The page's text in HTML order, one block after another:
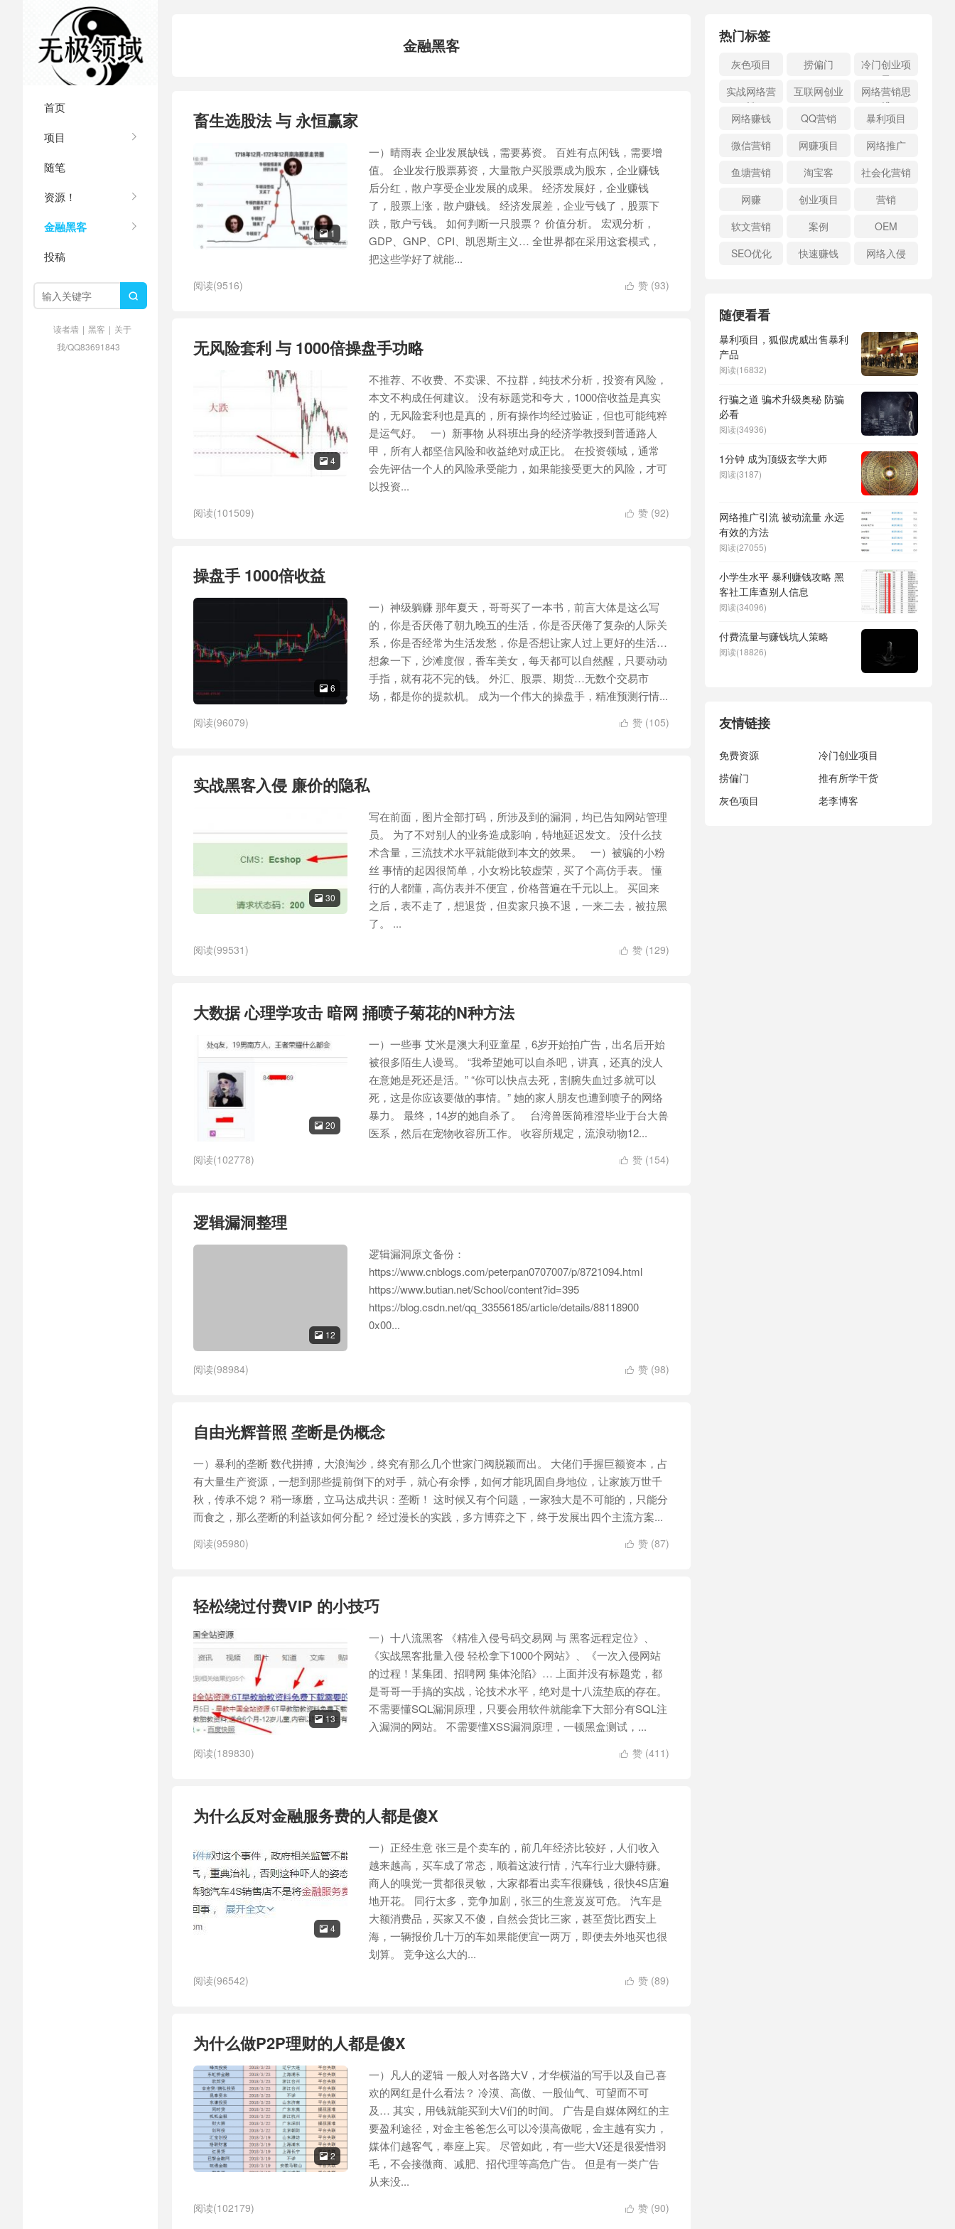
首页
项目
随笔
资源！
金融黑客
投稿

读者墙 | 黑客 | 关于
我/QQ83691843
金融黑客
畜生选股法 与 永恒赢家
 1
一）晴雨表 企业发展缺钱，需要募资。 百姓有点闲钱，需要增
值。 企业发行股票募资，大量散户买股票成为股东，企业赚钱
后分红，散户享受企业发展的成果。 经济发展好，企业赚钱
了，股票上涨，散户赚钱。 经济发展差，企业亏钱了，股票下
跌，散户亏钱。 如何判断一只股票？ 价值分析。 宏观分析，
GDP、GNP、CPI、凯恩斯主义… 全世界都在采用这套模式，
把这些学好了就能...
 赞 (93)
阅读(9516)
无风险套利 与 1000倍操盘手功略
 4
不推荐、不收费、不卖课、不拉群，纯技术分析，投资有风险，
本文不构成任何建议。 没有标题党和夸大，1000倍收益是真实
的，无风险套利也是真的，所有操作均经过验证，但也可能纯粹
是运气好。 一）新事物 从科班出身的经济学教授到普通路人
甲，所有人都坚信风险和收益绝对成正比。 在投资领域，通常
会先评估一个人的风险承受能力，如果能接受更大的风险，才可
以投资...
 赞 (92)
阅读(101509)
操盘手 1000倍收益
 6
一）神级躺赚 那年夏天，哥哥买了一本书，前言大体是这么写
的，你是否厌倦了朝九晚五的生活，你是否厌倦了复杂的人际关
系，你是否经常为生活发愁，你是否想让家人过上更好的生活…
想象一下，沙滩度假，香车美女，每天都可以自然醒，只要动动
手指，就有花不完的钱。 外汇、股票、期货…无数个交易市
场，都是你的提款机。 成为一个伟大的操盘手，精准预测行情...
 赞 (105)
阅读(96079)
实战黑客入侵 廉价的隐私
 30
写在前面，图片全部打码，所涉及到的漏洞，均已告知网站管理
员。 为了不对别人的业务造成影响，特地延迟发文。 没什么技
术含量，三流技术水平就能做到本文的效果。 一）被骗的小粉
丝 事情的起因很简单，小女粉比较虚荣，买了个高仿手表。 懂
行的人都懂，高仿表并不便宜，价格普遍在千元以上。 买回来
之后，表不走了，想退货，但卖家只换不退，一来二去，被拉黑
了。 ...
 赞 (129)
阅读(99531)
大数据 心理学攻击 暗网 捅喷子菊花的N种方法
 20
一）一些事 艾米是澳大利亚童星，6岁开始拍广告，出名后开始
被很多陌生人谩骂。 “我希望她可以自杀吧，讲真，还真的没人
在意她是死还是活。” “你可以快点去死，割腕失血过多就可以
死，这是你应该要做的事情。” 她的家人朋友也遭到喷子的网络
暴力。 最终，14岁的她自杀了。 台湾兽医简稚澄毕业于台大兽
医系，然后在宠物收容所工作。 收容所规定，流浪动物12...
 赞 (154)
阅读(102778)
逻辑漏洞整理
 12
逻辑漏洞原文备份：
https://www.cnblogs.com/peterpan0707007/p/8721094.html
https://www.butian.net/School/content?id=395
https://blog.csdn.net/qq_33556185/article/details/88118900
0x00...
 赞 (98)
阅读(98984)
自由光辉普照 垄断是伪概念
一）暴利的垄断 数代拼搏，大浪淘沙，终究有那么几个世家门阀脱颖而出。 大佬们手握巨额资本，占
有大量生产资源，一想到那些提前倒下的对手，就心有余悸，如何才能巩固自身地位，让家族万世千
秋，传承不熄？ 稍一琢磨，立马达成共识：垄断！ 这时候又有个问题，一家独大是不可能的，只能分
而食之，那么垄断的利益该如何分配？ 经过漫长的实践，多方博弈之下，终于发展出四个主流方案...
 赞 (87)
阅读(95980)
轻松绕过付费VIP 的小技巧
 13
一）十八流黑客 《精准入侵号码交易网 与 黑客远程定位》、
《实战黑客批量入侵 轻松拿下1000个网站》、《一次入侵网站
的过程！某集团、招聘网 集体沦陷》… 上面并没有标题党，都
是哥哥一手搞的实战，论技术水平，绝对是十八流垫底的存在。
不需要懂SQL漏洞原理，只要会用软件就能拿下大部分有SQL注
入漏洞的网站。 不需要懂XSS漏洞原理，一顿黑盒测试，...
 赞 (411)
阅读(189830)
为什么反对金融服务费的人都是傻X
 4
一）正经生意 张三是个卖车的，前几年经济比较好，人们收入
越来越高，买车成了常态，顺着这波行情，汽车行业大赚特赚。
商人的嗅觉一贯都很灵敏，大家都看出卖车很赚钱，很快4S店遍
地开花。 同行太多，竞争加剧，张三的生意岌岌可危。 汽车是
大额消费品，买家又不傻，自然会货比三家，甚至货比西安上
海，一辆报价几十万的车如果能便宜一两万，即便去外地买也很
划算。 竞争这么大的...
 赞 (89)
阅读(96542)
为什么做P2P理财的人都是傻X
 2
一）凡人的逻辑 一般人对各路大V，才华横溢的写手以及自己喜
欢的网红是什么看法？ 冷漠、高傲、一股仙气、可望而不可
及… 其实，用钱就能买到大V们的时间。 广告是自媒体网红的主
要盈利途径，对金主爸爸怎么可以冷漠高傲呢，金主越有实力，
媒体们越客气，奉座上宾。 尽管如此，有一些大V还是很爱惜羽
毛，不会接微商、减肥、招代理等高危广告。 但是有一类广告
从来没...
 赞 (90)
阅读(102179)
热门标签
灰色项目 捞偏门
冷门创业项
目
实战网络营
销
互联网创业
网络营销思
维
网络赚钱
QQ营销
暴利项目
微信营销
网赚项目
网络推广
鱼塘营销
淘宝客
社会化营销
网赚
创业项目
营销
软文营销
案例
OEM
SEO优化
快速赚钱 网络入侵
随便看看
暴利项目，狐假虎威出售暴利
产品
阅读(16832)
行骗之道 骗术升级奥秘 防骗
必看
阅读(34936)
1分钟 成为顶级玄学大师
阅读(3187)
网络推广引流 被动流量 永远
有效的方法
阅读(27055)
小学生水平 暴利赚钱攻略 黑
客社工库查别人信息
阅读(34096)
付费流量与赚钱坑人策略
阅读(18826)
友情链接
免费资源
冷门创业项目
捞偏门
推有所学干货
灰色项目
老李博客